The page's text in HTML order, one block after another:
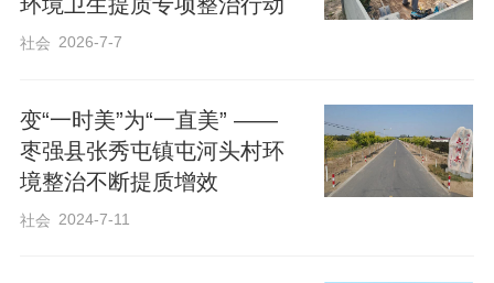
塘、进村路口等重点区域，打出“清脏、治
社会 2026-7-7
变“一时美”为“一直美” ——
枣强县张秀屯镇屯河头村环
境整治不断提质增效
社会 2024-7-11